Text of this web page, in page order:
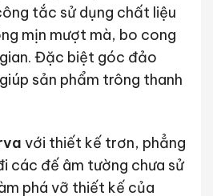
tắc sử dụng chất liệu
mịn mượt mà, bo cong
Đặc biệt góc đảo
sản phẩm trông thanh
với thiết kế trơn, phẳng
các đế âm tường chưa sử
phá vỡ thiết kế của